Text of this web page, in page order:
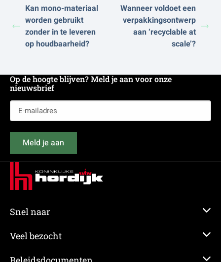
Kan mono-materiaal
worden gebruikt
zonder in te leveren
op houdbaarheid?
Wanneer voldoet een
verpakkingsontwerp
aan ‘recyclable at
scale’?
Op de hoogte blijven? Meld je aan voor onze
nieuwsbrief
mailadres
(Vereist)
Meld je aan
Snel naar
Veel bezocht